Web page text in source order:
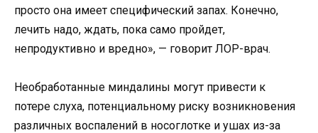
просто она имеет специфический запах. Конечно,
лечить надо, ждать, пока само пройдет,
непродуктивно и вредно», — говорит ЛОР-врач.
Необработанные миндалины могут привести к
потере слуха, потенциальному риску возникновения
различных воспалений в носоглотке и ушах из-за